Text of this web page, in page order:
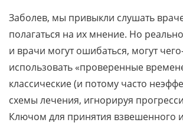
Заболев, мы привыкли слушать
полагаться на их мнение. Но
и врачи могут ошибаться, могут
использовать «проверенные
классические (и потому часто
схемы лечения, игнорируя
Ключом для принятия взвешенного и